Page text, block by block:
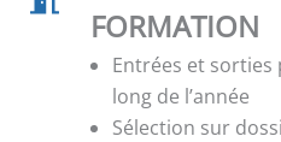
FORMATION
Entrées et
long de l’année
Sélection sur